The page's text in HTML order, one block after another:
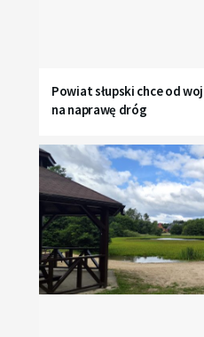
Powiat słupski chce od
na naprawę dróg